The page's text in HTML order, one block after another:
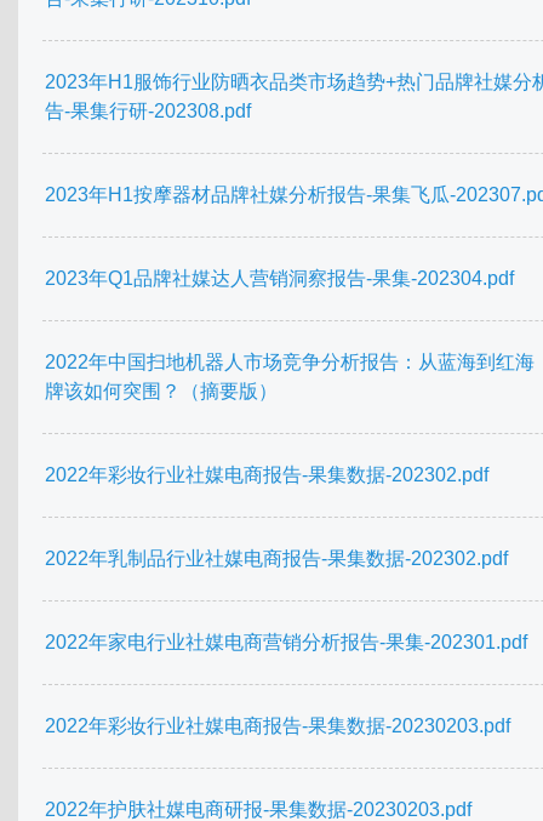
2023年H1服饰行业防晒衣品类市场趋势+热门品牌社媒分
告-果集行研-202308.pdf
2023年H1按摩器材品牌社媒分析报告-果集飞瓜-
2023年Q1品牌社媒达人营销洞察报告-果集-202304.pdf
2022年中国扫地机器人市场竞争分析报告：从蓝海到红海
牌该如何突围？（摘要版）
2022年彩妆行业社媒电商报告-果集数据-202302.pdf
2022年乳制品行业社媒电商报告-果集数据-202302.pdf
2022年家电行业社媒电商营销分析报告-果集-202301.pdf
2022年彩妆行业社媒电商报告-果集数据-20230203.pdf
2022年护肤社媒电商研报-果集数据-20230203.pdf